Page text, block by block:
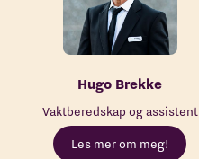
Hugo Brekke
Vaktberedskap og assistent
Les mer om meg!